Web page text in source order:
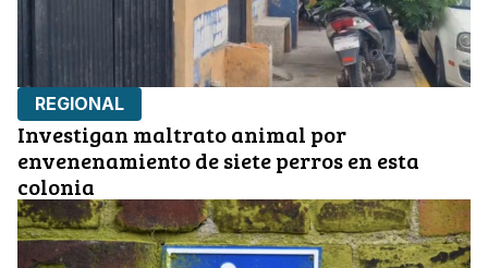
REGIONAL
Investigan maltrato animal por
envenenamiento de siete perros en esta
colonia